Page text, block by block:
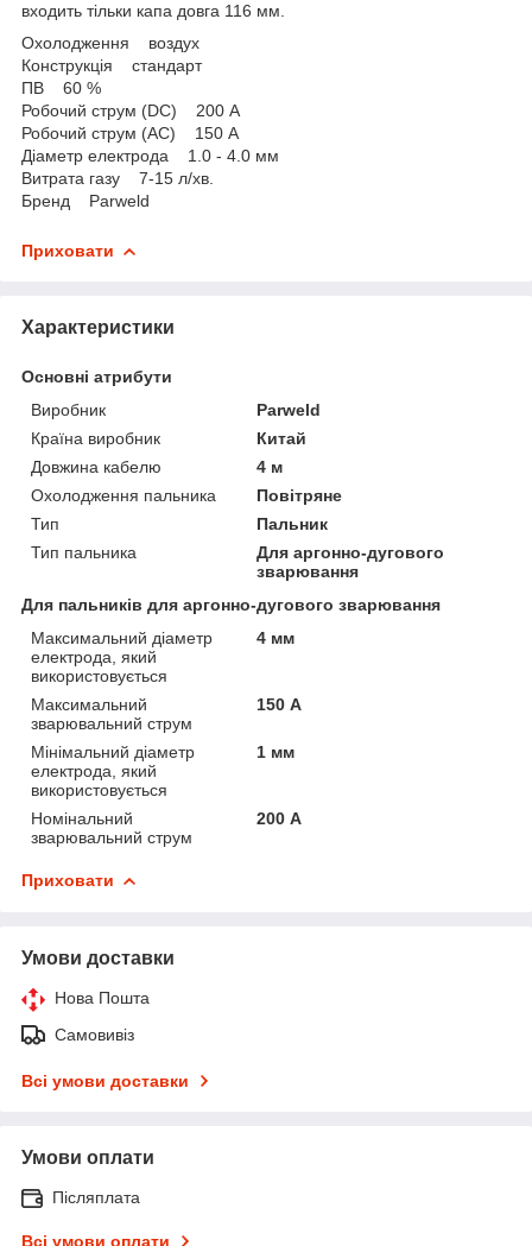
входить тільки капа довга 116 мм.
Охолодження воздух
Конструкція стандарт
ПВ 60 %
Робочий струм (DC) 200 А
Робочий струм (AC) 150 А
Діаметр електрода 1.0 - 4.0 мм
Витрата газу 7-15 л/хв.
Бренд Parweld
Приховати
Характеристики
Основні атрибути
Виробник
Parweld
Країна виробник
Китай
Довжина кабелю
4 м
Охолодження пальника
Повітряне
Тип
Пальник
Тип пальника
Для аргонно-дугового
зварювання
Для пальників для аргонно-дугового зварювання
Максимальний діаметр
електрода, який
використовується
4 мм
Максимальний
зварювальний струм
150 А
Мінімальний діаметр
електрода, який
використовується
1 мм
Номінальний
зварювальний струм
200 А
Приховати
Умови доставки
Нова Пошта
Самовивіз
Всі умови доставки
Умови оплати
Післяплата
Всі умови оплати